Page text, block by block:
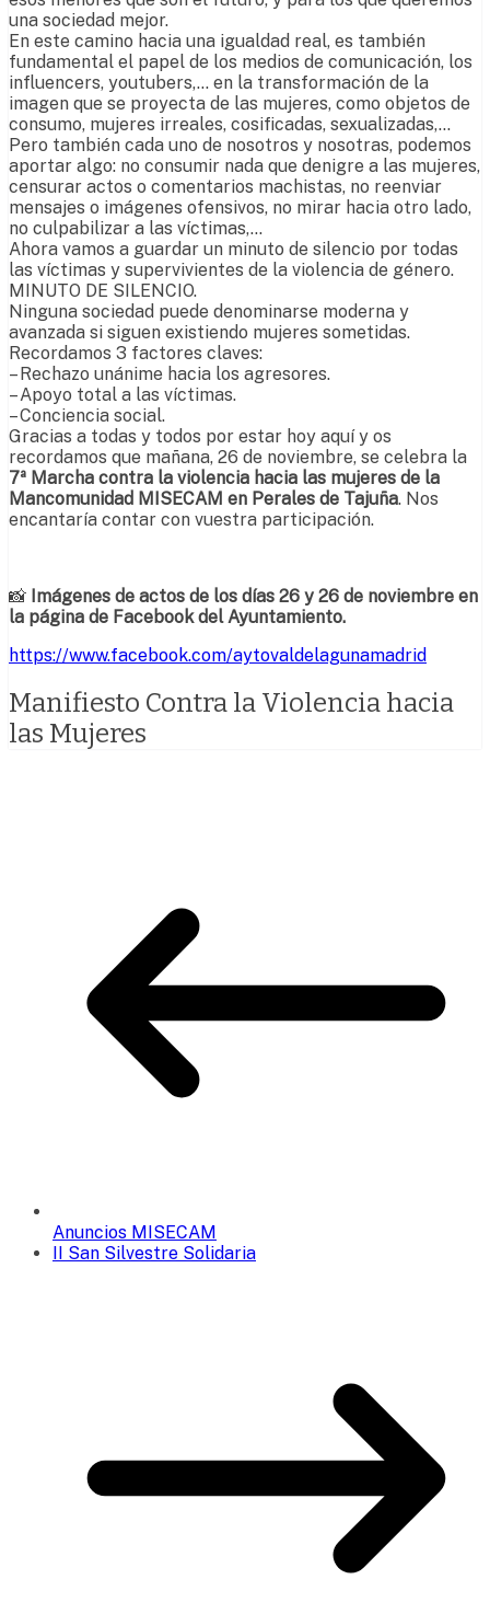
una sociedad mejor.
En este camino hacia una igualdad real, es también
fundamental el papel de los medios de comunicación, los
influencers, youtubers,… en la transformación de la
imagen que se proyecta de las mujeres, como objetos de
consumo, mujeres irreales, cosificadas, sexualizadas,…
Pero también cada uno de nosotros y nosotras, podemos
aportar algo: no consumir nada que denigre a las mujeres,
censurar actos o comentarios machistas, no reenviar
mensajes o imágenes ofensivos, no mirar hacia otro lado,
no culpabilizar a las víctimas,…
Ahora vamos a guardar un minuto de silencio por todas
las víctimas y supervivientes de la violencia de género.
MINUTO DE SILENCIO.
Ninguna sociedad puede denominarse moderna y
avanzada si siguen existiendo mujeres sometidas.
Recordamos 3 factores claves:
– Rechazo unánime hacia los agresores.
– Apoyo total a las víctimas.
– Conciencia social.
Gracias a todas y todos por estar hoy aquí y os
recordamos que mañana, 26 de noviembre, se celebra la
7ª Marcha contra la violencia hacia las mujeres de la
Mancomunidad MISECAM en Perales de Tajuña. Nos
encantaría contar con vuestra participación.
📸 Imágenes de actos de los días 26 y 26 de noviembre en
la página de Facebook del Ayuntamiento.
https://www.facebook.com/aytovaldelagunamadrid
Manifiesto Contra la Violencia hacia
las Mujeres
Anuncios MISECAM
II San Silvestre Solidaria